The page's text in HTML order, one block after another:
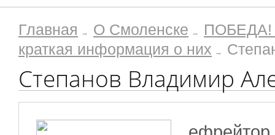
Главная О Смоленске
ПОБЕДА!
краткая информация о них
Степанов Владимир